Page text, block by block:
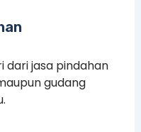
dari jasa pindahan
gudang